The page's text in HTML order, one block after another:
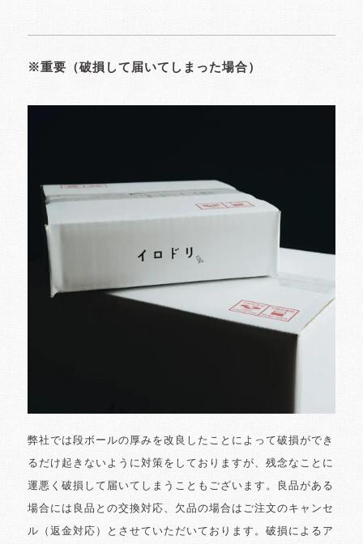
※重要（破損して届いてしまった場合）
弊社では段ボールの厚みを改良したことによって破損ができ
るだけ起きないように対策をしておりますが、残念なことに
運悪く破損して届いてしまうこともございます。良品がある
場合には良品との交換対応、欠品の場合はご注文のキャンセ
ル（返金対応）とさせていただいております。破損によるア